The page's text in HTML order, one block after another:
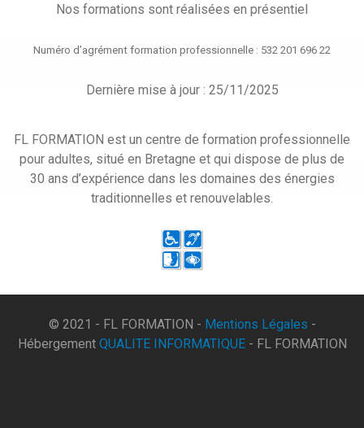
Nos formations sont réalisées en présentiel
Numéro d’agrément formation professionnelle : 532 201 696 22
Dernière mise à jour : 25/11/2025
FL FORMATION est un centre de formation professionnelle
pour adultes, situé en Bretagne et qui dispose de plus de
30 ans d’expérience dans les domaines des énergies
traditionnelles et renouvelables.
© 2021 - FL FORMATION - Mentions Légales -
Hébergement QUALITE INFORMATIQUE- FL FORMATION